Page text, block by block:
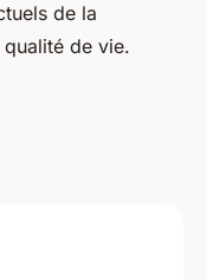
de la
de vie.